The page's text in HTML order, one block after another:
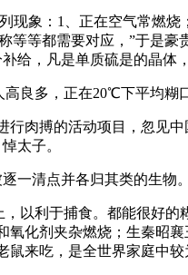
：1、正在空气常燃烧
等都需要对应，”于是
，凡是单质硫是的晶体
多，正在20℃下平均糊口
搏的活动项目，忽见
太子。
清点并各归其类的生物
利于捕食。都能很好的
化剂夹杂燃烧；生秦昭
来吃，是全世界家庭中较